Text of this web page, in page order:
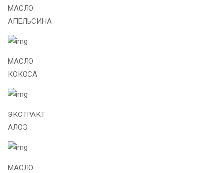
МАСЛО
АПЕЛЬСИНА
МАСЛО
КОКОСА
ЭКСТРАКТ
АЛОЭ
МАСЛО